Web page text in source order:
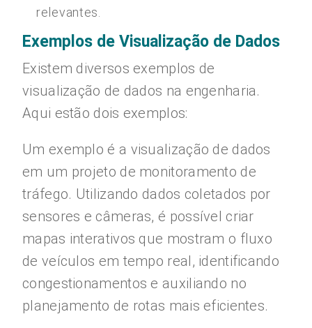
relevantes.
Exemplos de Visualização de Dados
Existem diversos exemplos de
visualização de dados na engenharia.
Aqui estão dois exemplos:
Um exemplo é a visualização de dados
em um projeto de monitoramento de
tráfego. Utilizando dados coletados por
sensores e câmeras, é possível criar
mapas interativos que mostram o fluxo
de veículos em tempo real, identificando
congestionamentos e auxiliando no
planejamento de rotas mais eficientes.